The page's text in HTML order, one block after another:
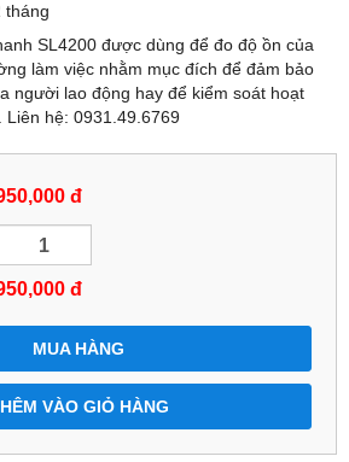
tháng
SL4200 được dùng để đo độ ồn của
làm việc nhằm mục đích để đảm bảo
người lao động hay để kiểm soát hoạt
Liên hệ: 0931.49.6769
đ
đ
MUA HÀNG
VÀO GIỎ HÀNG